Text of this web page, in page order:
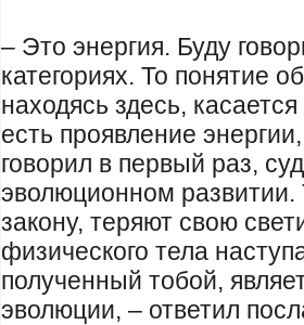
– Это энергия. Буду
категориях. То понятие
находясь здесь,
есть проявление
говорил в первый раз,
эволюционном развитии.
закону, теряют свою
физического тела
полученный тобой,
эволюции, – ответил